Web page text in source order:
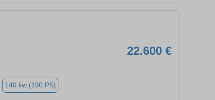
22.600 €
140 kw (190 PS)